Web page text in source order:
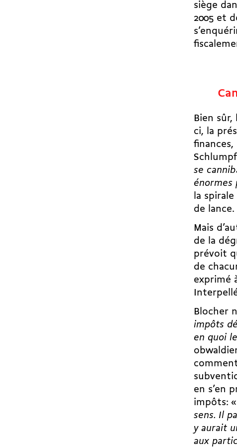
siège
2005 et
Bien
ci, la
finances,
se
énormes
la
de lance.
Mais
de la
prévoit
de
exprimé
Blocher
impôts
en quoi
en s’en
impôts: «
sens. Il
y aurait
aux